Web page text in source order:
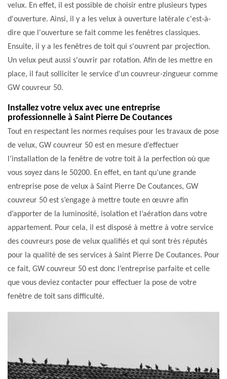
velux. En effet, il est possible de choisir entre plusieurs types
d'ouverture. Ainsi, il y a les velux à ouverture latérale c'est-à-
dire que l'ouverture se fait comme les fenêtres classiques.
Ensuite, il y a les fenêtres de toit qui s'ouvrent par projection.
Un velux peut aussi s'ouvrir par rotation. Afin de les mettre en
place, il faut solliciter le service d'un couvreur-zingueur comme
GW couvreur 50.
Installez votre velux avec une entreprise
professionnelle à Saint Pierre De Coutances
Tout en respectant les normes requises pour les travaux de pose
de velux, GW couvreur 50 est en mesure d’effectuer
l’installation de la fenêtre de votre toit à la perfection où que
vous soyez dans le 50200. En effet, en tant qu’une grande
entreprise pose de velux à Saint Pierre De Coutances, GW
couvreur 50 est s’engage à mettre toute en œuvre afin
d’apporter de la luminosité, isolation et l’aération dans votre
appartement. Pour cela, il est disposé à mettre à votre service
des couvreurs pose de velux qualifiés et qui sont très réputés
pour la qualité de ses services à Saint Pierre De Coutances. Pour
ce fait, GW couvreur 50 est donc l’entreprise parfaite et celle
que vous deviez contacter pour effectuer la pose de votre
fenêtre de toit sans difficulté.